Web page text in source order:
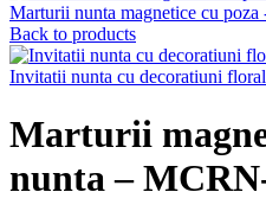
Marturii nunta magnetice cu
Back to products
Invitatii nunta cu decoratiuni
Marturii
nunta –